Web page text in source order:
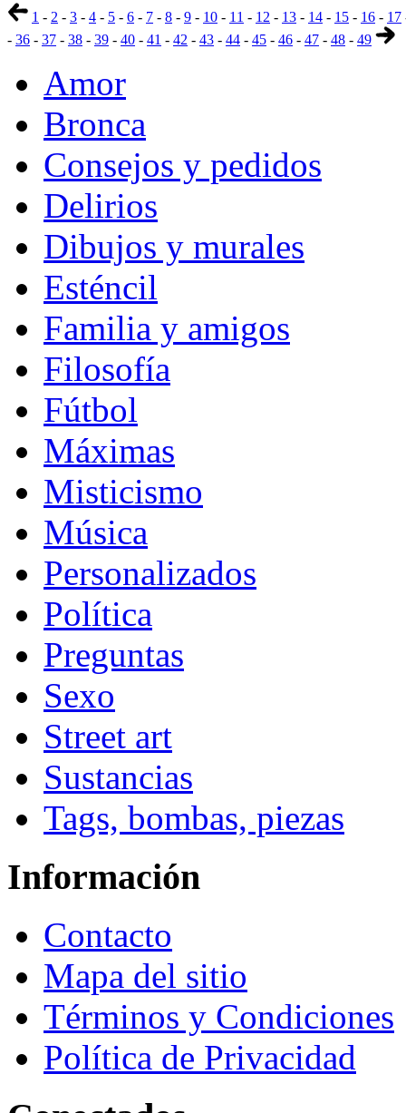
1 - 2 - 3 - 4 - 5 - 6 - 7 - 8 - 9 - 10 - 11 - 12 - 13 - 14 - 15 - 16 - 17
- 36 - 37 - 38 - 39 - 40 - 41 - 42 - 43 - 44 - 45 - 46 - 47 - 48 - 49
Amor
Bronca
Consejos y pedidos
Delirios
Dibujos y murales
Esténcil
Familia y amigos
Filosofía
Fútbol
Máximas
Misticismo
Música
Personalizados
Política
Preguntas
Sexo
Street art
Sustancias
Tags, bombas, piezas
Información
Contacto
Mapa del sitio
Términos y Condiciones
Política de Privacidad